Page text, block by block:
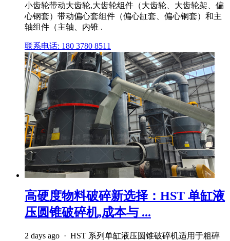
小齿轮带动大齿轮,大齿轮组件（大齿轮、大齿轮架、偏
心钢套）带动偏心套组件（偏心缸套、偏心铜套）和主
轴组件（主轴、内锥 .
联系电话: 180 3780 8511
高硬度物料破碎新选择：HST 单缸液
压圆锥破碎机,成本与 ...
2 days ago · HST 系列单缸液压圆锥破碎机适用于粗碎